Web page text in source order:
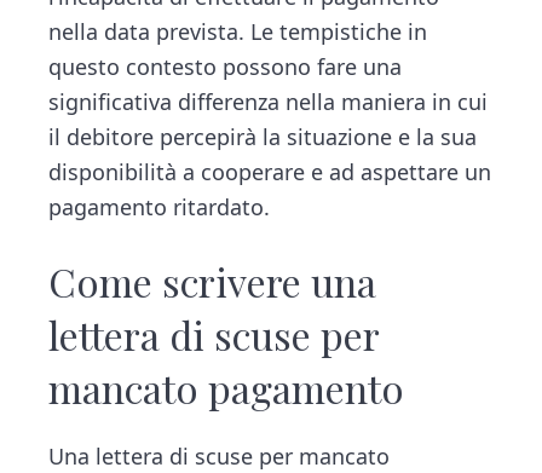
nella data prevista. Le tempistiche in
questo contesto possono fare una
significativa differenza nella maniera in cui
il debitore percepirà la situazione e la sua
disponibilità a cooperare e ad aspettare un
pagamento ritardato.
Come scrivere una
lettera di scuse per
mancato pagamento
Una lettera di scuse per mancato